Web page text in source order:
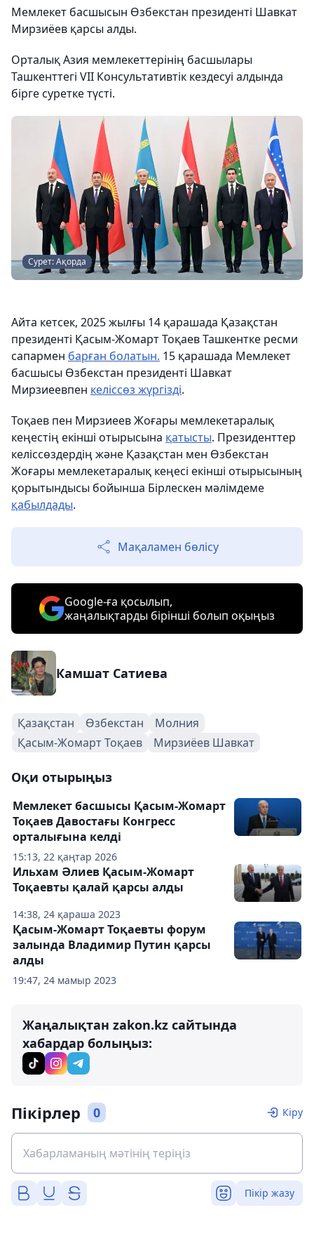
Мемлекет басшысын Өзбекстан президенті Шавкат
Мирзиёев қарсы алды.
Орталық Азия мемлекеттерінің басшылары
Ташкенттегі VII Консультативтік кездесуі алдында
бірге суретке түсті.
Сурет: Ақорда
Айта кетсек, 2025 жылғы 14 қарашада Қазақстан
президенті Қасым-Жомарт Тоқаев Ташкентке ресми
сапармен барған болатын. 15 қарашада Мемлекет
басшысы Өзбекстан президенті Шавкат
Мирзиеевпен келіссөз жүргізді.
Тоқаев пен Мирзиеев Жоғары мемлекетаралық
кеңестің екінші отырысына қатысты. Президенттер
келіссөздердің және Қазақстан мен Өзбекстан
Жоғары мемлекетаралық кеңесі екінші отырысының
қорытындысы бойынша Бірлескен мәлімдеме
қабылдады.
Мақаламен бөлісу
Google-ға қосылып,
жаңалықтарды бірінші болып оқыңыз
Камшат Сатиева
Қазақстан Өзбекстан
Молния
Қасым-Жомарт Тоқаев
Мирзиёев Шавкат
Оқи отырыңыз
15:13, 22 қаңтар 2026
Мемлекет басшысы Қасым-Жомарт
Тоқаев Давостағы Конгресс
орталығына келді
14:38, 24 қараша 2023
Ильхам Әлиев Қасым-Жомарт
Тоқаевты қалай қарсы алды
19:47, 24 мамыр 2023
Қасым-Жомарт Тоқаевты форум
залында Владимир Путин қарсы
алды
Жаңалықтан zakon.kz сайтында
хабардар болыңыз:
Пікірлер 0 Кіру
Пікір жазу